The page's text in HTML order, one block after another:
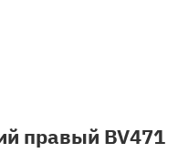
правый BV471